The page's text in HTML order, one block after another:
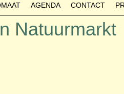
AGENDA CONTACT
Natuurmarkt